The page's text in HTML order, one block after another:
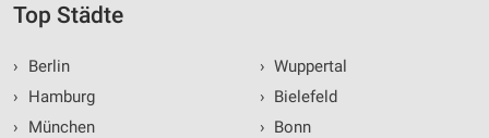
Top Städte
›
Berlin
›
Hamburg
›
München
› Wuppertal
› Bielefeld
› Bonn